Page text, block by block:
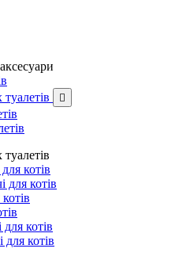

котів
для котів
котів
котів